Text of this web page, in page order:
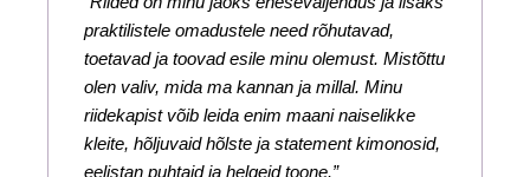
praktilistele omadustele need rõhutavad,
toetavad ja toovad esile minu olemust. Mistõttu
olen valiv, mida ma kannan ja millal. Minu
riidekapist võib leida enim maani naiselikke
kleite, hõljuvaid hõlste ja statement kimonosid,
eelistan puhtaid ja helgeid toone.”